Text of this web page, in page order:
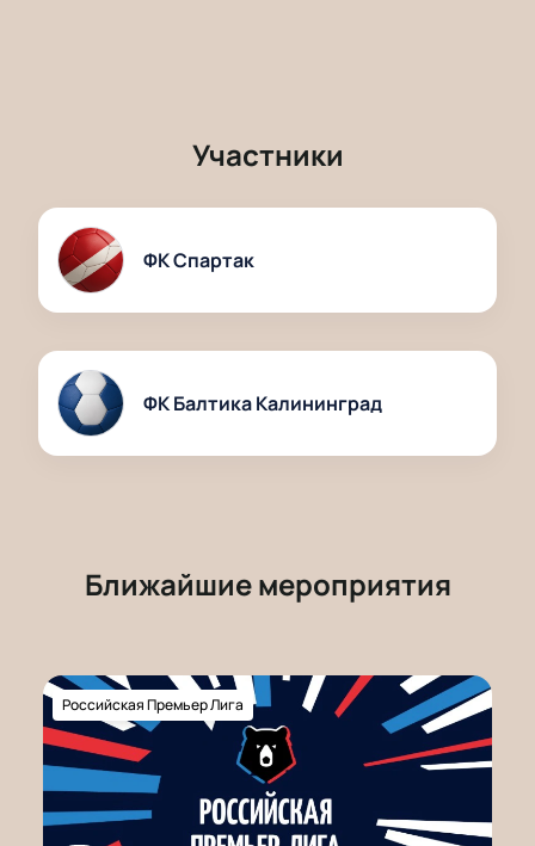
Участники
ФК Спартак
ФК Балтика Калининград
Ближайшие мероприятия
Российская Премьер Лига